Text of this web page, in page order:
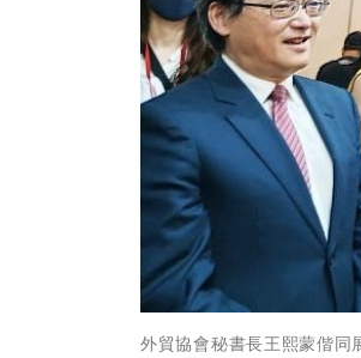
外貿協會秘書長王熙蒙偕同